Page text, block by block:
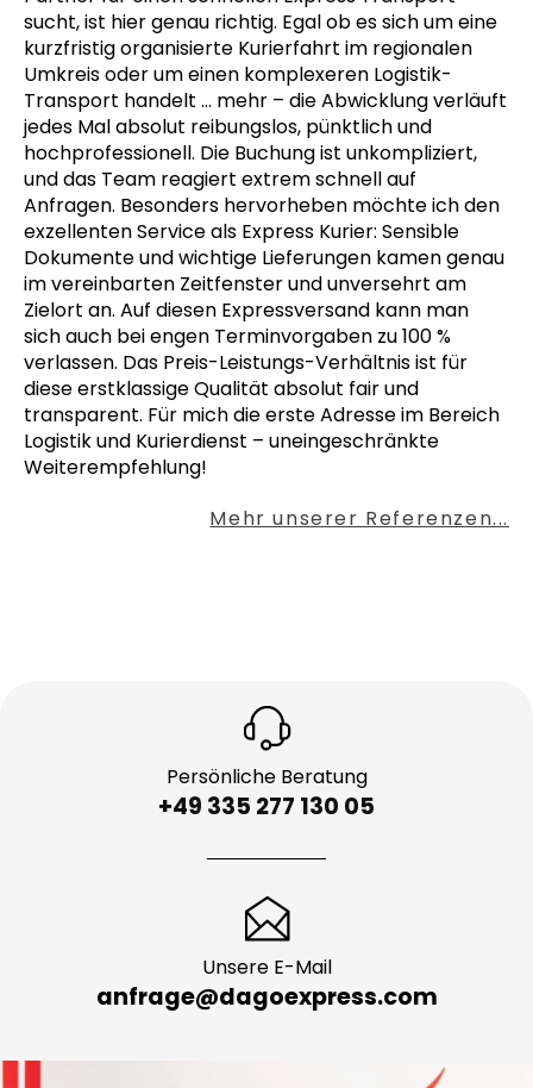
sucht, ist hier genau richtig. Egal ob es sich um eine
kurzfristig organisierte Kurierfahrt im regionalen
Umkreis oder um einen komplexeren Logistik-
Transport handelt … mehr – die Abwicklung verläuft
jedes Mal absolut reibungslos, pünktlich und
hochprofessionell. Die Buchung ist unkompliziert,
und das Team reagiert extrem schnell auf
Anfragen. Besonders hervorheben möchte ich den
exzellenten Service als Express Kurier: Sensible
Dokumente und wichtige Lieferungen kamen genau
im vereinbarten Zeitfenster und unversehrt am
Zielort an. Auf diesen Expressversand kann man
sich auch bei engen Terminvorgaben zu 100 %
verlassen. Das Preis-Leistungs-Verhältnis ist für
diese erstklassige Qualität absolut fair und
transparent. Für mich die erste Adresse im Bereich
Logistik und Kurierdienst – uneingeschränkte
Weiterempfehlung!
Mehr unserer Referenzen...
Persönliche Beratung
+49 335 277 130 05
Unsere E-Mail
anfrage@dagoexpress.com